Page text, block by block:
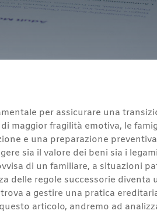
per assicurare una
maggior fragilità emotiva, le
e una preparazione
sia il valore dei beni sia i
di un familiare, a situazioni
delle regole successorie
a gestire una pratica
articolo, andremo ad